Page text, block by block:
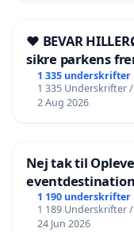
❤️ BEVAR
sikre parkens
1 335 underskrifter
1 335 Underskrifter
2 Aug 2026
Nej tak til
lokalområde i
1 190 underskrifter
1 189 Underskrifter
24 Jun 2026